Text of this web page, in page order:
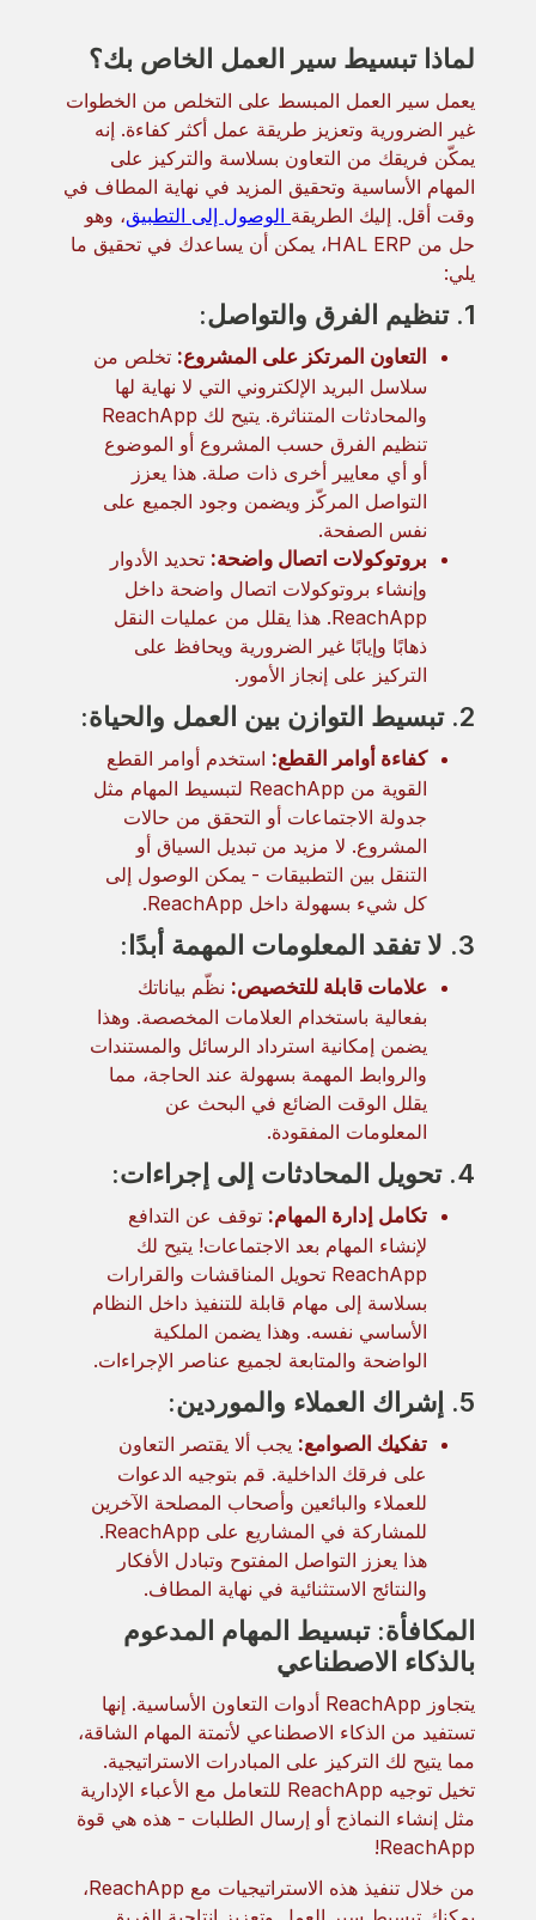
لماذا تبسيط سير العمل الخاص بك؟
يعمل سير العمل المبسط على التخلص من الخطوات
غير الضرورية وتعزيز طريقة عمل أكثر كفاءة. إنه
يمكّن فريقك من التعاون بسلاسة والتركيز على
المهام الأساسية وتحقيق المزيد في نهاية المطاف في
وقت أقل. إليك الطريقة الوصول إلى التطبيق، وهو
حل من HAL ERP، يمكن أن يساعدك في تحقيق ما
يلي:
1. تنظيم الفرق والتواصل:
التعاون المرتكز على المشروع: تخلص من
سلاسل البريد الإلكتروني التي لا نهاية لها
والمحادثات المتناثرة. يتيح لك ReachApp
تنظيم الفرق حسب المشروع أو الموضوع
أو أي معايير أخرى ذات صلة. هذا يعزز
التواصل المركّز ويضمن وجود الجميع على
نفس الصفحة.
بروتوكولات اتصال واضحة: تحديد الأدوار
وإنشاء بروتوكولات اتصال واضحة داخل
ReachApp. هذا يقلل من عمليات النقل
ذهابًا وإيابًا غير الضرورية ويحافظ على
التركيز على إنجاز الأمور.
2. تبسيط التوازن بين العمل والحياة:
كفاءة أوامر القطع: استخدم أوامر القطع
القوية من ReachApp لتبسيط المهام مثل
جدولة الاجتماعات أو التحقق من حالات
المشروع. لا مزيد من تبديل السياق أو
التنقل بين التطبيقات - يمكن الوصول إلى
كل شيء بسهولة داخل ReachApp.
3. لا تفقد المعلومات المهمة أبدًا:
علامات قابلة للتخصيص: نظّم بياناتك
بفعالية باستخدام العلامات المخصصة. وهذا
يضمن إمكانية استرداد الرسائل والمستندات
والروابط المهمة بسهولة عند الحاجة، مما
يقلل الوقت الضائع في البحث عن
المعلومات المفقودة.
4. تحويل المحادثات إلى إجراءات:
تكامل إدارة المهام: توقف عن التدافع
لإنشاء المهام بعد الاجتماعات! يتيح لك
ReachApp تحويل المناقشات والقرارات
بسلاسة إلى مهام قابلة للتنفيذ داخل النظام
الأساسي نفسه. وهذا يضمن الملكية
الواضحة والمتابعة لجميع عناصر الإجراءات.
5. إشراك العملاء والموردين:
تفكيك الصوامع: يجب ألا يقتصر التعاون
على فرقك الداخلية. قم بتوجيه الدعوات
للعملاء والبائعين وأصحاب المصلحة الآخرين
للمشاركة في المشاريع على ReachApp.
هذا يعزز التواصل المفتوح وتبادل الأفكار
والنتائج الاستثنائية في نهاية المطاف.
المكافأة: تبسيط المهام المدعوم
بالذكاء الاصطناعي
يتجاوز ReachApp أدوات التعاون الأساسية. إنها
تستفيد من الذكاء الاصطناعي لأتمتة المهام الشاقة،
مما يتيح لك التركيز على المبادرات الاستراتيجية.
تخيل توجيه ReachApp للتعامل مع الأعباء الإدارية
مثل إنشاء النماذج أو إرسال الطلبات - هذه هي قوة
ReachApp!
من خلال تنفيذ هذه الاستراتيجيات مع ReachApp،